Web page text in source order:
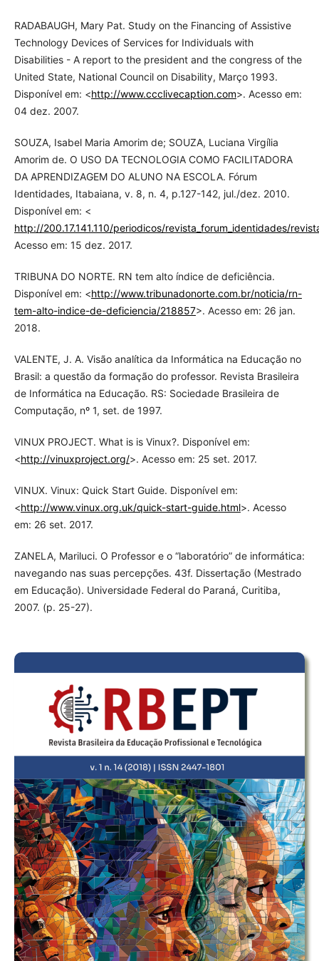
RADABAUGH, Mary Pat. Study on the Financing of Assistive
Technology Devices of Services for Individuals with
Disabilities - A report to the president and the congress of the
United State, National Council on Disability, Março 1993.
Disponível em: <http://www.ccclivecaption.com>. Acesso em:
04 dez. 2007.
SOUZA, Isabel Maria Amorim de; SOUZA, Luciana Virgília
Amorim de. O USO DA TECNOLOGIA COMO FACILITADORA
DA APRENDIZAGEM DO ALUNO NA ESCOLA. Fórum
Identidades, Itabaiana, v. 8, n. 4, p.127-142, jul./dez. 2010.
Disponível em: <
http://200.17.141.110/periodicos/revista_forum_identidades/
Acesso em: 15 dez. 2017.
TRIBUNA DO NORTE. RN tem alto índice de deficiência.
Disponível em: <http://www.tribunadonorte.com.br/noticia/rn-
tem-alto-indice-de-deficiencia/218857>. Acesso em: 26 jan.
2018.
VALENTE, J. A. Visão analítica da Informática na Educação no
Brasil: a questão da formação do professor. Revista Brasileira
de Informática na Educação. RS: Sociedade Brasileira de
Computação, nº 1, set. de 1997.
VINUX PROJECT. What is is Vinux?. Disponível em:
<http://vinuxproject.org/>. Acesso em: 25 set. 2017.
VINUX. Vinux: Quick Start Guide. Disponível em:
<http://www.vinux.org.uk/quick-start-guide.html>. Acesso
em: 26 set. 2017.
ZANELA, Mariluci. O Professor e o “laboratório” de informática:
navegando nas suas percepções. 43f. Dissertação (Mestrado
em Educação). Universidade Federal do Paraná, Curitiba,
2007. (p. 25-27).